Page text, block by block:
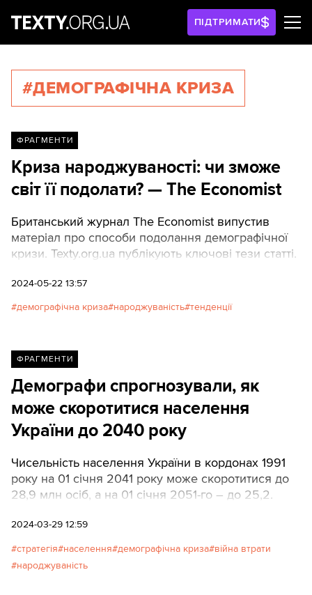
ПІДТРИМАТИ
#ДЕМОГРАФІЧНА КРИЗА
ФРАГМЕНТИ
Криза народжуваності: чи зможе
світ її подолати? — The Economist
Британський журнал The Economist випустив
матеріал про способи подолання демографічної
кризи. Texty.org.ua публікують ключові тези статті.
2024-05-22 13:57
демографічна криза народжуваність тенденції
ФРАГМЕНТИ
Демографи спрогнозували, як
може скоротитися населення
України до 2040 року
Чисельність населення України в кордонах 1991
року на 01 січня 2041 року може скоротитися до
28,9 млн осіб, а на 01 січня 2051-го – до 25,2.
2024-03-29 12:59
стратегія населення демографічна криза війна втрати
народжуваність